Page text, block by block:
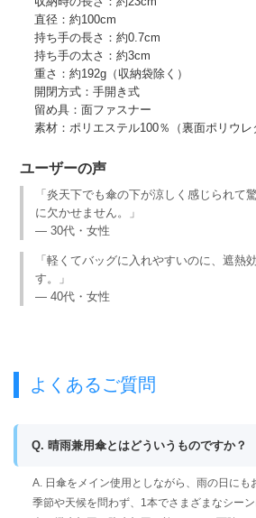
直径：約100cm
持ち手の長さ：約0.7cm
持ち手の太さ：約3cm
重さ：約192g（収納袋除く）
開閉方式：手開き式
留め具：面ファスナー
素材：ポリエステル100％（裏面ポリウレ
ユーザーの声
「炎天下でも傘の下が涼しく感じられて
に欠かせません。」
— 30代・女性
「軽くてバッグに入れやすいのに、遮熱
す。」
— 40代・女性
よくあるご質問
Q. 晴雨兼用傘とはどういうものですか？
A. 日傘をメイン使用としながら、雨の日にも
季節や天候を問わず、1本でさまざまなシー